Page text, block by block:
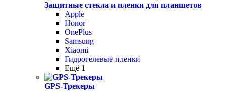
Защитные стекла и пленки для планшетов
Apple
Honor
OnePlus
Samsung
Xiaomi
Гидрогелевые пленки
Ещё 1
GPS-Трекеры